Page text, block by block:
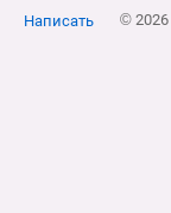
Написать © 2026